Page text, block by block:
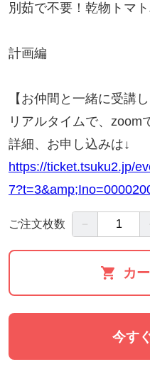
別茹で不要！乾物トマ
計画編
【お仲間と一緒に受講
リアルタイムで、zoom
詳細、お申し込みは↓
https://ticket.tsuku2.jp/
◼️お客様の声
＜daisyさん＞
くさん教えていただき
ても勉強になりました。
ご注文枚数 －
カ
今す